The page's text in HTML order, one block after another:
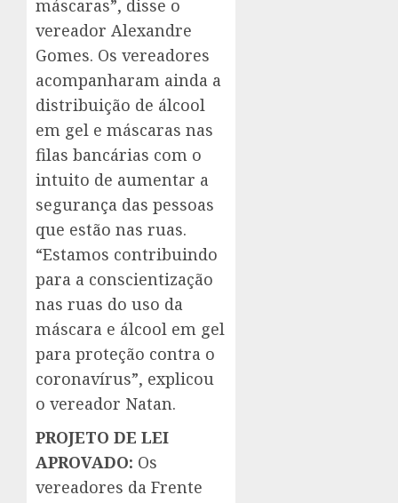
máscaras”, disse o
vereador Alexandre
Gomes. Os vereadores
acompanharam ainda a
distribuição de álcool
em gel e máscaras nas
filas bancárias com o
intuito de aumentar a
segurança das pessoas
que estão nas ruas.
“Estamos contribuindo
para a conscientização
nas ruas do uso da
máscara e álcool em gel
para proteção contra o
coronavírus”, explicou
o vereador Natan.
PROJETO DE LEI
APROVADO: Os
vereadores da Frente